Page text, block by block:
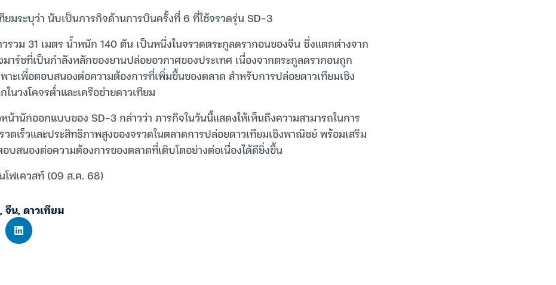
ยมระบุว่า นับเป็นภารกิจด้านการบินครั้งที่ 6 ที่ใช้จรวดรุ่น SD-3
รวม 31 เมตร น้ำหนัก 140 ตัน เป็นหนึ่งในจรวดตระกูลดรากอนของจีน ซึ่งแตกต่างจาก
าร์ชที่เป็นกำลังหลักของยานปล่อยอวกาศของประเทศ เนื่องจากตระกูลดรากอนถูก
ะเพื่อตอบสนองต่อความต้องการที่เพิ่มขึ้นของตลาด สำหรับการปล่อยดาวเทียมเชิง
นวงโคจรต่ำและเครือข่ายดาวเทียม
น้านักออกแบบของ SD-3 กล่าวว่า ภารกิจในวันนี้แสดงให้เห็นถึงความสามารถในการ
ดเร็วและประสิทธิภาพสูงของจรวดในตลาดการปล่อยดาวเทียมเชิงพาณิชย์ พร้อมเสริม
บสนองต่อความต้องการของตลาดที่เติบโตอย่างต่อเนื่องได้ดียิ่งขึ้น
โฟเควสท์ (09 ส.ค. 68)
,จีน,ดาวเทียม